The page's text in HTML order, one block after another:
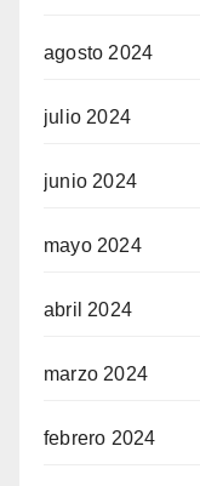
agosto 2024
julio 2024
junio 2024
mayo 2024
abril 2024
marzo 2024
febrero 2024